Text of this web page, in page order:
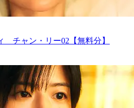
チャン・リー02【無料分】